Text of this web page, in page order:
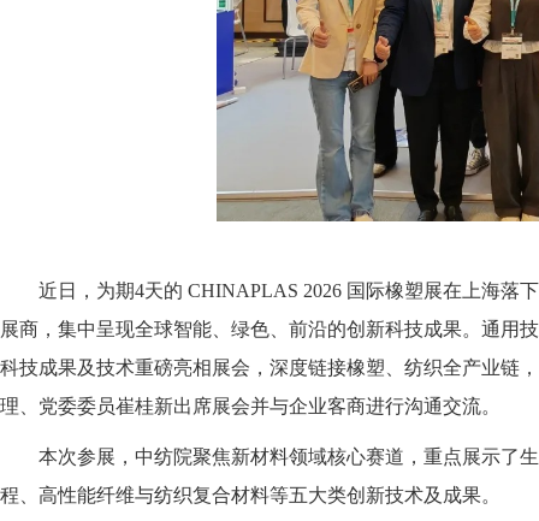
近日，为期4天的 CHINAPLAS 2026 国际橡塑展在上海落下
展商，集中呈现全球智能、绿色、前沿的创新科技成果。通用
科技成果及技术重磅亮相展会，深度链接橡塑、纺织全产业链
理、党委委员崔桂新出席展会并与企业客商进行沟通交流。
本次参展，中纺院聚焦新材料领域核心赛道，重点展示了生
程、高性能纤维与纺织复合材料等五大类创新技术及成果。